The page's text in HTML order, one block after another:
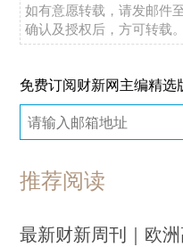
如有意愿转载，请发邮件
确认及授权后，方可转载。
免费订阅财新网主编精选
推荐阅读
最新财新周刊｜欧